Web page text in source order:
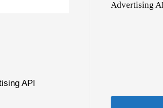
API
Advertising